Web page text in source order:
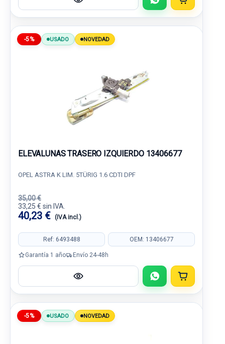
-5% USADO NOVEDAD
ELEVALUNAS TRASERO IZQUIERDO 13406677
OPEL ASTRA K LIM. 5TÜRIG 1.6 CDTI DPF
35,00 €
33,25 € sin IVA.
40,23 € (IVA incl.)
Ref: 6493488 OEM: 13406677
Garantía 1 año Envío 24-48h
-5% USADO NOVEDAD